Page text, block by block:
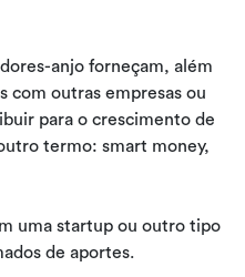
anjo forneçam, além
com outras empresas ou
para o crescimento de
termo: smart money,
uma startup ou outro tipo
de aportes.